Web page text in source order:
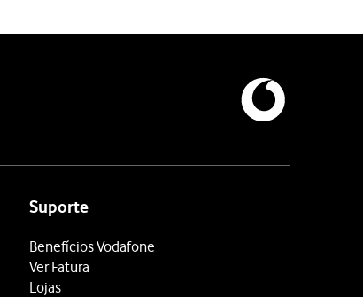
Suporte
Benefícios Vodafone
Ver Fatura
Lojas